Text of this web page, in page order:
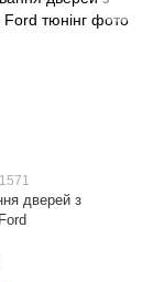
дверей з